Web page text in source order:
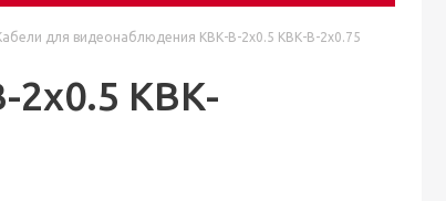
для видеонаблюдения КВК-В-2x0.5 КВК-В-2x0.75
2x0.5 КВК-